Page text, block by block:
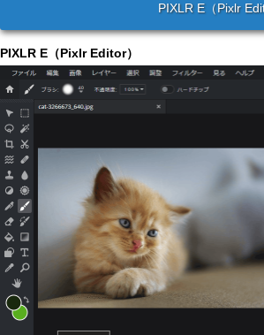
PIXLR E（Pixlr
PIXLR E（Pixlr Editor）